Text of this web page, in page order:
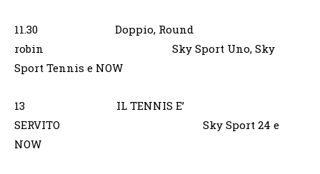
11.30 Doppio, Round
robin Sky Sport Uno, Sky
Sport Tennis e NOW
13 IL TENNIS E’
SERVITO Sky Sport 24 e
NOW